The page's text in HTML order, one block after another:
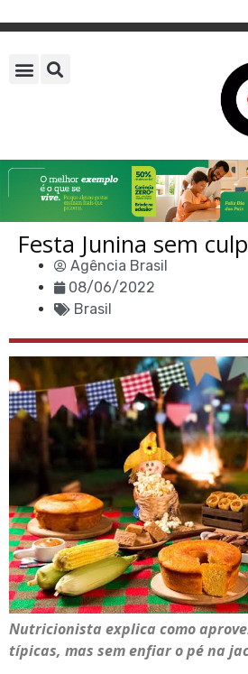
Festa Junina sem
Agência Brasil
08/06/2022
Brasil
Nutricionista explica como
típicas, mas sem enfiar o pé na